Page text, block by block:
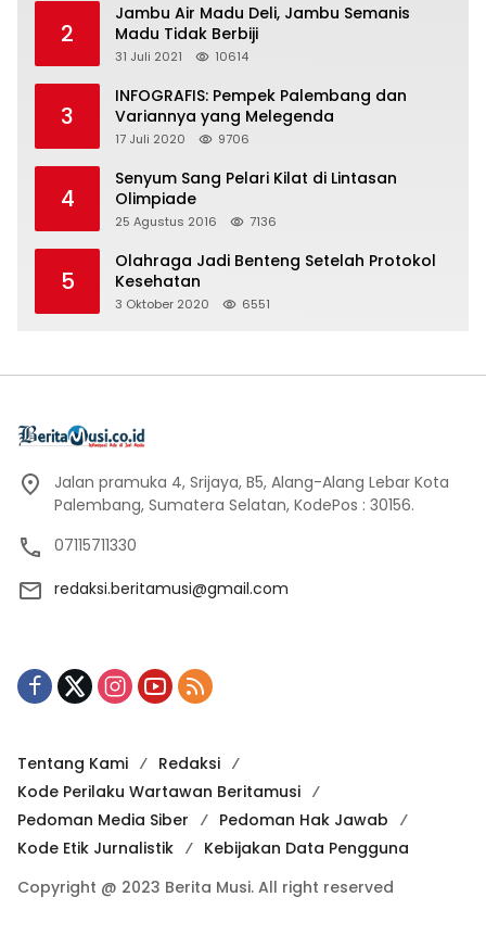
2
Jambu Air Madu Deli, Jambu Semanis
Madu Tidak Berbiji
31 Juli 2021 10614
3
INFOGRAFIS: Pempek Palembang dan
Variannya yang Melegenda
17 Juli 2020 9706
4
Senyum Sang Pelari Kilat di Lintasan
Olimpiade
25 Agustus 2016 7136
5
Olahraga Jadi Benteng Setelah Protokol
Kesehatan
3 Oktober 2020 6551
Jalan pramuka 4, Srijaya, B5, Alang-Alang Lebar Kota
Palembang, Sumatera Selatan, KodePos : 30156.
07115711330
redaksi.beritamusi@gmail.com
Tentang Kami
Redaksi
Kode Perilaku Wartawan Beritamusi
Pedoman Media Siber
Pedoman Hak Jawab
Kode Etik Jurnalistik
Kebijakan Data Pengguna
Copyright @ 2023 Berita Musi. All right reserved